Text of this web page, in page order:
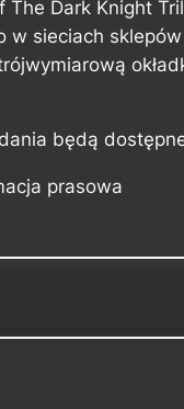
The Dark Knight
w sieciach
będą
prasowa